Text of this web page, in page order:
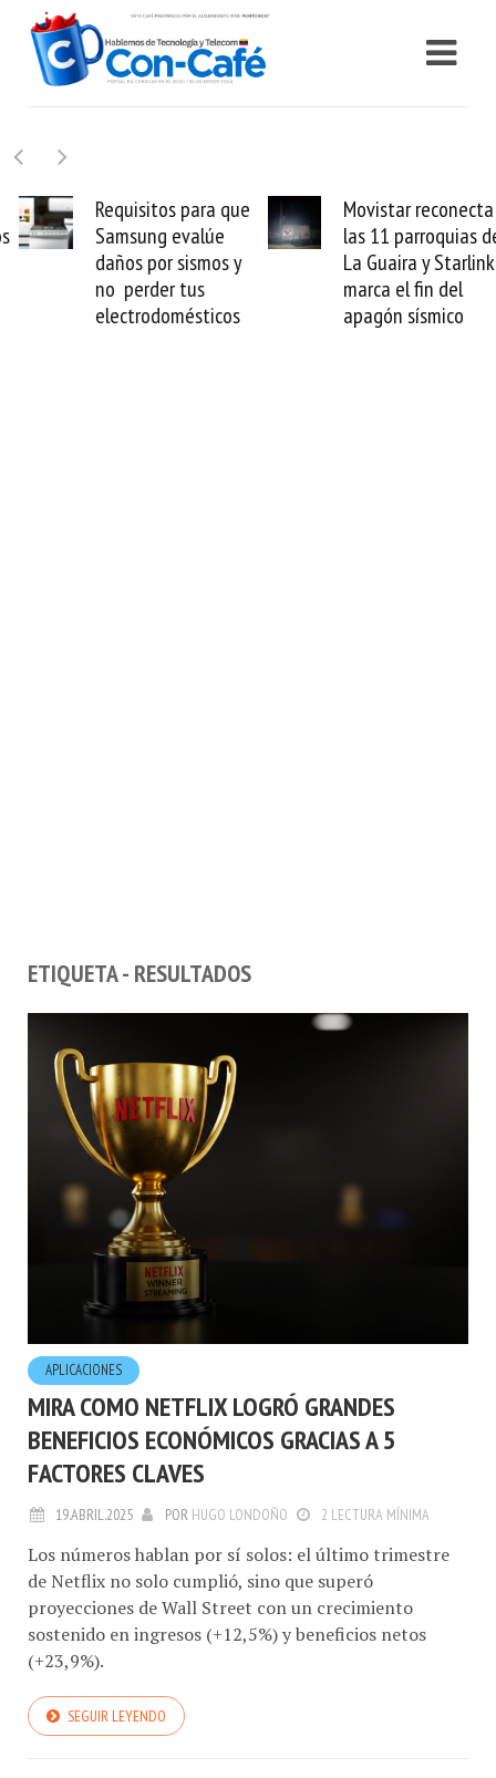
Requisitos para que
Samsung evalúe
daños por sismos y
no perder tus
electrodomésticos
Movistar reconecta
las 11 parroquias de
La Guaira y Starlink
marca el fin del
apagón sísmico
ETIQUETA - RESULTADOS
APLICACIONES
MIRA COMO NETFLIX LOGRÓ GRANDES
BENEFICIOS ECONÓMICOS GRACIAS A 5
FACTORES CLAVES
19.ABRIL.2025 POR HUGO LONDOÑO 2 LECTURA MÍNIMA
Los números hablan por sí solos: el último trimestre
de Netflix no solo cumplió, sino que superó
proyecciones de Wall Street con un crecimiento
sostenido en ingresos (+12,5%) y beneficios netos
(+23,9%).
SEGUIR LEYENDO